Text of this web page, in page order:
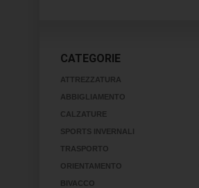
CATEGORIE
ATTREZZATURA
ABBIGLIAMENTO
CALZATURE
SPORTS INVERNALI
TRASPORTO
ORIENTAMENTO
BIVACCO